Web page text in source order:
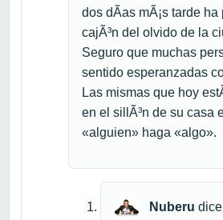
dos dÃ­as mÃ¡s tarde ha
cajÃ³n del olvido de la
Seguro que muchas
sentido esperanzadas
Las mismas que hoy
en el sillÃ³n de su casa
«alguien» haga «algo».
Nuberu